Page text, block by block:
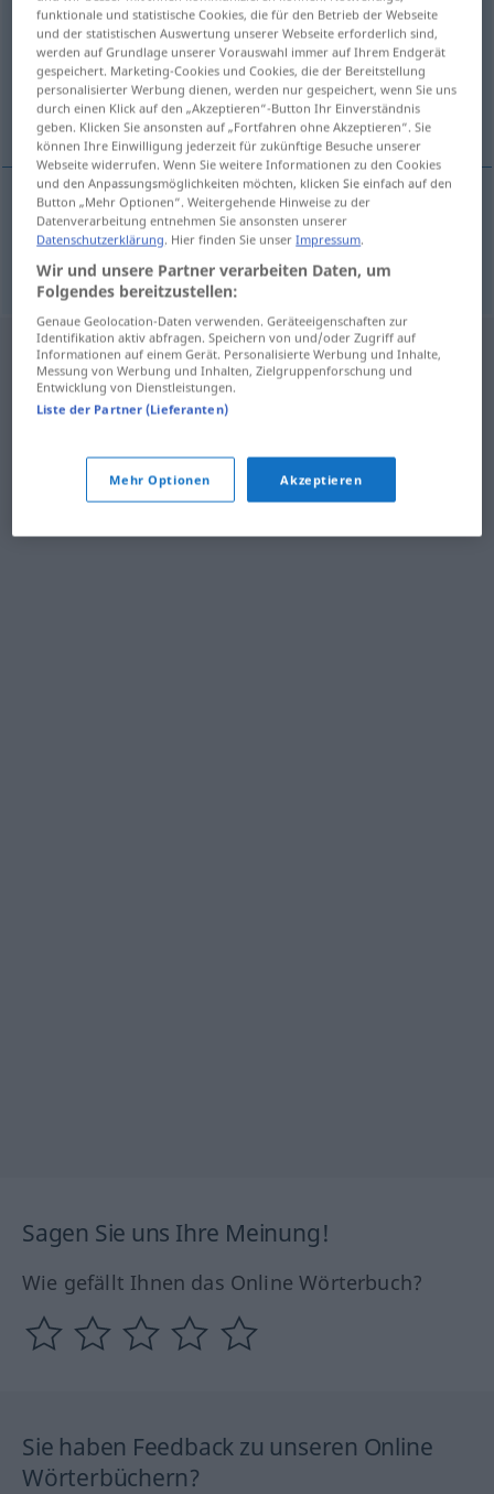
Übersicht aller Übersetzungen
(Für mehr Details die Übersetzung anklicken/antippen)
Damenwäsche
Damenwäschef lingerie
Sagen Sie uns Ihre Meinung!
Wie gefällt Ihnen das Online Wörterbuch?
Sie haben Feedback zu unseren Online
Wörterbüchern?
funktionale und statistische Cookies, die für den Betrieb der Webseite
und der statistischen Auswertung unserer Webseite erforderlich sind,
werden auf Grundlage unserer Vorauswahl immer auf Ihrem Endgerät
gespeichert. Marketing-Cookies und Cookies, die der Bereitstellung
personalisierter Werbung dienen, werden nur gespeichert, wenn Sie uns
durch einen Klick auf den „Akzeptieren“-Button Ihr Einverständnis
geben. Klicken Sie ansonsten auf „Fortfahren ohne Akzeptieren“. Sie
können Ihre Einwilligung jederzeit für zukünftige Besuche unserer
Webseite widerrufen. Wenn Sie weitere Informationen zu den Cookies
und den Anpassungsmöglichkeiten möchten, klicken Sie einfach auf den
Button „Mehr Optionen“. Weitergehende Hinweise zu der
Datenverarbeitung entnehmen Sie ansonsten unserer
Datenschutzerklärung . Hier finden Sie unserImpressum
Wir und unsere Partner verarbeiten Daten, um
Folgendes bereitzustellen:
Genaue Geolocation-Daten verwenden. Geräteeigenschaften zur
Identifikation aktiv abfragen. Speichern von und/oder Zugriff auf
Informationen auf einem Gerät. Personalisierte Werbung und Inhalte,
Messung von Werbung und Inhalten, Zielgruppenforschung und
Entwicklung von Dienstleistungen.
Liste der Partner (Lieferanten)
Mehr Optionen Akzeptieren